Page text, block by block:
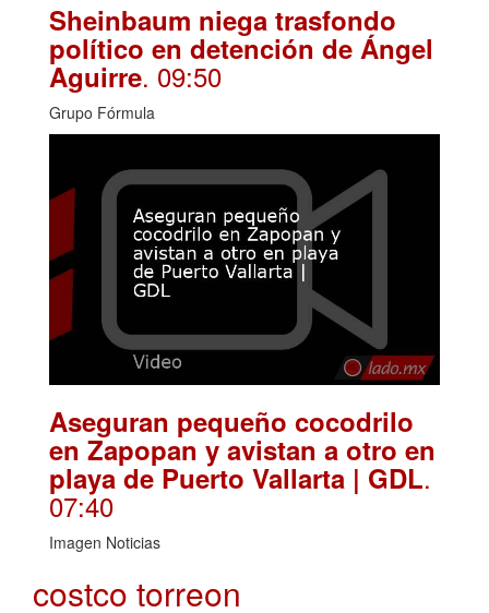
Sheinbaum niega trasfondo
político en detención de Ángel
Aguirre. 09:50
Grupo Fórmula
Aseguran pequeño cocodrilo
en Zapopan y avistan a otro en
playa de Puerto Vallarta | GDL.
07:40
Imagen Noticias
costco torreon